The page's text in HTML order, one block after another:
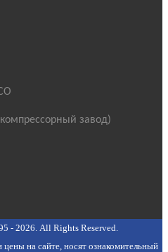
завод)
- 2026. All Rights Reserved.
на сайте, носят ознакомительный